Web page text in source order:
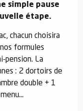
simple pause
étape.
chacun choisira
formules
pension. La
: 2 dortoirs de
double + 1